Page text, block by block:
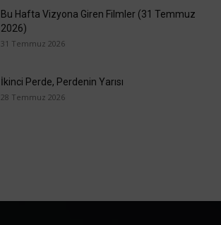
Bu Hafta Vizyona Giren Filmler (31 Temmuz
2026)
31 Temmuz 2026
İkinci Perde, Perdenin Yarısı
28 Temmuz 2026